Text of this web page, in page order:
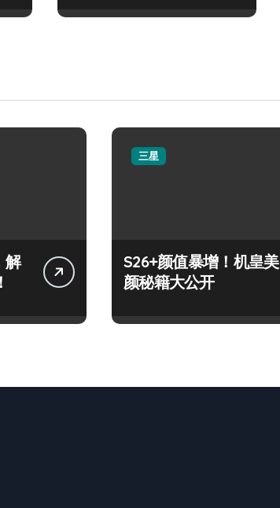
解
三星
S26+颜值暴增！机皇美
颜秘籍大公开